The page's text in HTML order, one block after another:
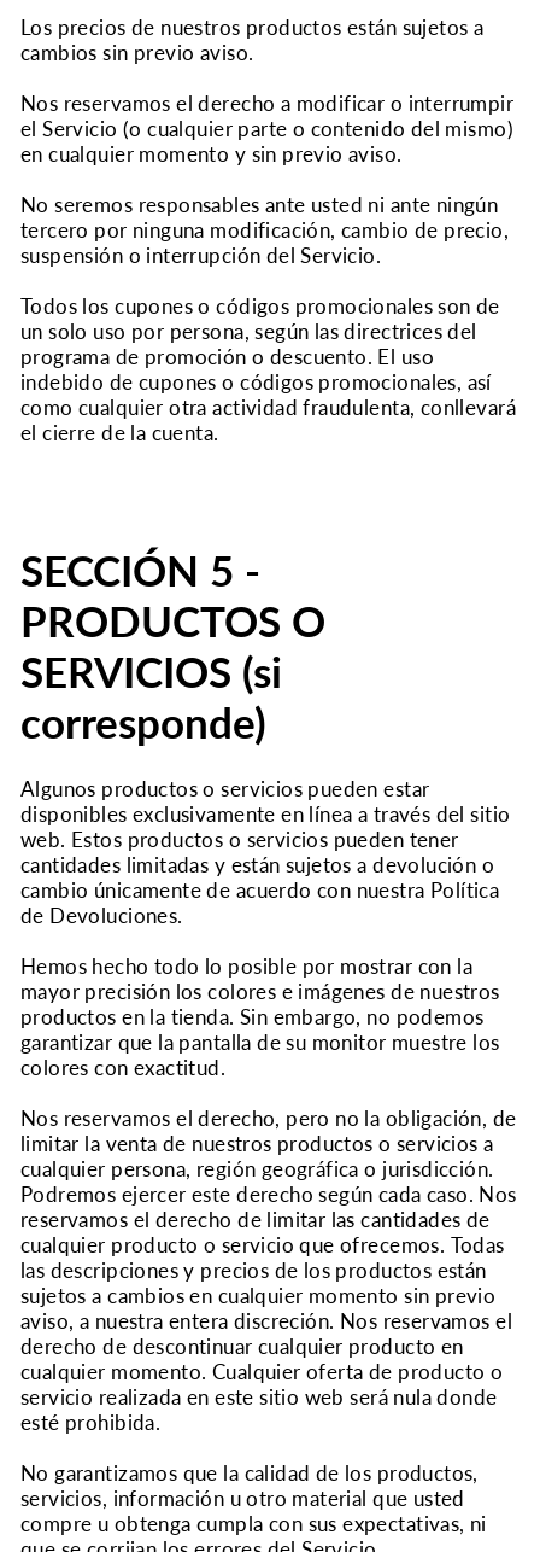
Los precios de nuestros productos están sujetos a
cambios sin previo aviso.
Nos reservamos el derecho a modificar o interrumpir
el Servicio (o cualquier parte o contenido del mismo)
en cualquier momento y sin previo aviso.
No seremos responsables ante usted ni ante ningún
tercero por ninguna modificación, cambio de precio,
suspensión o interrupción del Servicio.
Todos los cupones o códigos promocionales son de
un solo uso por persona, según las directrices del
programa de promoción o descuento. El uso
indebido de cupones o códigos promocionales, así
como cualquier otra actividad fraudulenta, conllevará
el cierre de la cuenta.
SECCIÓN 5 -
PRODUCTOS O
SERVICIOS (si
corresponde)
Algunos productos o servicios pueden estar
disponibles exclusivamente en línea a través del sitio
web. Estos productos o servicios pueden tener
cantidades limitadas y están sujetos a devolución o
cambio únicamente de acuerdo con nuestra Política
de Devoluciones.
Hemos hecho todo lo posible por mostrar con la
mayor precisión los colores e imágenes de nuestros
productos en la tienda. Sin embargo, no podemos
garantizar que la pantalla de su monitor muestre los
colores con exactitud.
Nos reservamos el derecho, pero no la obligación, de
limitar la venta de nuestros productos o servicios a
cualquier persona, región geográfica o jurisdicción.
Podremos ejercer este derecho según cada caso. Nos
reservamos el derecho de limitar las cantidades de
cualquier producto o servicio que ofrecemos. Todas
las descripciones y precios de los productos están
sujetos a cambios en cualquier momento sin previo
aviso, a nuestra entera discreción. Nos reservamos el
derecho de descontinuar cualquier producto en
cualquier momento. Cualquier oferta de producto o
servicio realizada en este sitio web será nula donde
esté prohibida.
No garantizamos que la calidad de los productos,
servicios, información u otro material que usted
compre u obtenga cumpla con sus expectativas, ni